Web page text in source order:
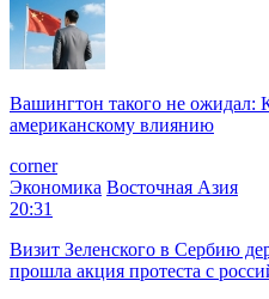
Вашингтон такого не ожидал:
американскому влиянию
corner
Экономика Восточная Азия
20:31
Визит Зеленского в Сербию
прошла акция протеста с